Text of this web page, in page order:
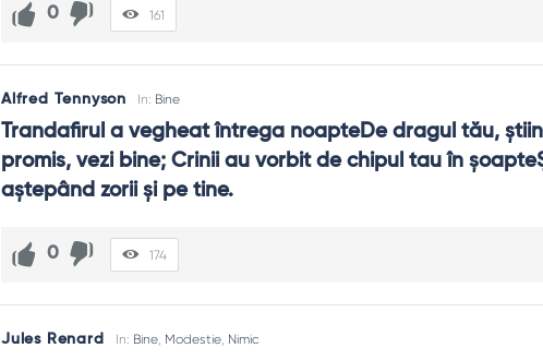
0 161
Alfred Tennyson In: Bine
Trandafirul a vegheat întrega noapteDe dragul tău,
promis, vezi bine; Crinii au vorbit de chipul tau în
aştepând zorii şi pe tine.
0 174
Jules Renard In: Bine, Modestie, Nimic